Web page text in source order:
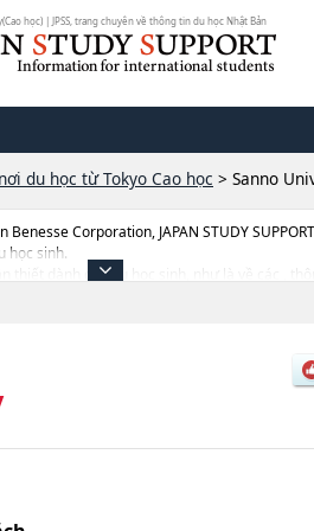
học) | JPSS, trang chuyên về thông tin du học Nhật Bản
du học từ Tokyo Cao học > Sanno
Corporation, JAPAN STUDY
học sinh.
thiết dành cho du học sinh, như là về các ,